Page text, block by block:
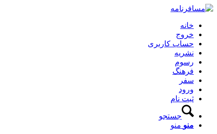
خانه
خروج
حساب کاربری
نشریه
رسوم
فرهنگ
سفر
ورود
ثبت نام
جستجو
منو منو